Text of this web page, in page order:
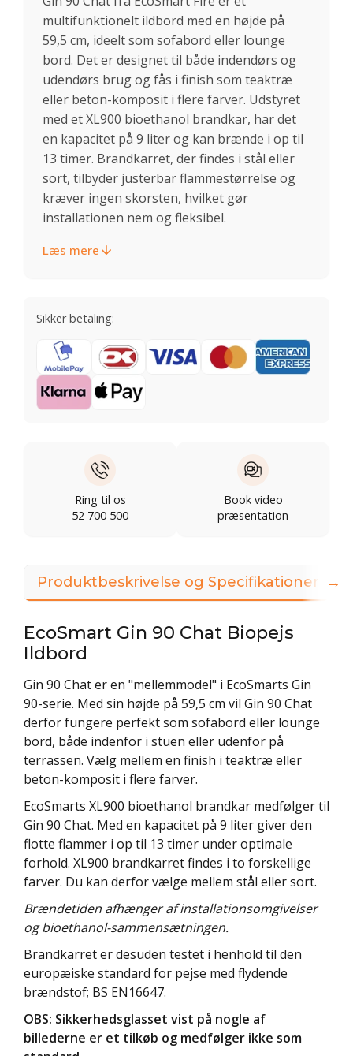
multifunktionelt ildbord med en højde på
59,5 cm, ideelt som sofabord eller lounge
bord. Det er designet til både indendørs og
udendørs brug og fås i finish som teaktræ
eller beton-komposit i flere farver. Udstyret
med et XL900 bioethanol brandkar, har det
en kapacitet på 9 liter og kan brænde i op til
13 timer. Brandkarret, der findes i stål eller
sort, tilbyder justerbar flammestørrelse og
kræver ingen skorsten, hvilket gør
installationen nem og fleksibel.
Læs mere
Sikker betaling:
Ring til os
52 700 500
Book video
præsentation
Produktbeskrivelse og Specifikationer
EcoSmart Gin 90 Chat Biopejs
Ildbord
Gin 90 Chat er en "mellemmodel" i EcoSmarts Gin
90-serie. Med sin højde på 59,5 cm vil Gin 90 Chat
derfor fungere perfekt som sofabord eller lounge
bord, både indenfor i stuen eller udenfor på
terrassen. Vælg mellem en finish i teaktræ eller
beton-komposit i flere farver.
EcoSmarts XL900 bioethanol brandkar medfølger til
Gin 90 Chat. Med en kapacitet på 9 liter giver den
flotte flammer i op til 13 timer under optimale
forhold. XL900 brandkarret findes i to forskellige
farver. Du kan derfor vælge mellem stål eller sort.
Brændetiden afhænger af installationsomgivelser
og bioethanol-sammensætningen.
Brandkarret er desuden testet i henhold til den
europæiske standard for pejse med flydende
brændstof; BS EN16647.
OBS: Sikkerhedsglasset vist på nogle af
billederne er et tilkøb og medfølger ikke som
→